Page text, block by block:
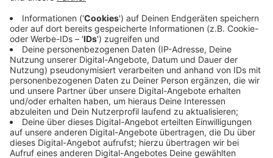
soll, ist Neuzugang Julian Schauerte. Der 31-jährige
Abwehr-Routinier wechselt vom belgischen
Erstligisten KAS Eupen an die Hammer Straße und
erhält dort einen Zweijahresvertrag.
Anzeige
"Julian bringt sehr viel Erfahrung mit und wird in unserer
neu formierten Mannschaft unmittelbar funktionieren.